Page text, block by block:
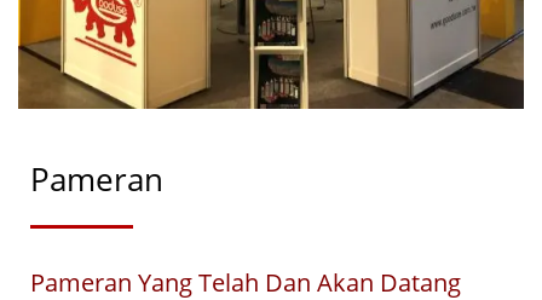
Pameran
Pameran Yang Telah Dan Akan Datang